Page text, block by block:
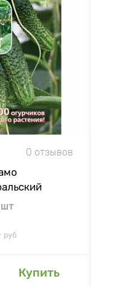
0 отзывов
руб
Купить